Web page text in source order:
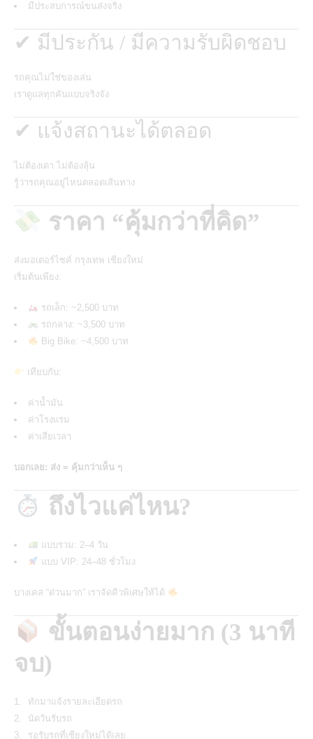
มีประสบการณ์ขนส่งจริง
✔ มีประกัน / มีความรับผิดชอบ
รถคุณไม่ใช่ของเล่น
เราดูแลทุกคันแบบจริงจัง
✔ แจ้งสถานะได้ตลอด
ไม่ต้องเดา ไม่ต้องลุ้น
รู้ว่ารถคุณอยู่ไหนตลอดเส้นทาง
ราคา “คุ้มกว่าที่คิด”
ส่งมอเตอร์ไซค์ กรุงเทพ เชียงใหม่
เริ่มต้นเพียง:
รถเล็ก: ~2,500 บาท
รถกลาง: ~3,500 บาท
Big Bike: ~4,500 บาท
เทียบกับ:
ค่าน้ำมัน
ค่าโรงแรม
ค่าเสียเวลา
บอกเลย: ส่ง = คุ้มกว่าเห็น ๆ
ถึงไวแค่ไหน?
แบบรวม: 2–4 วัน
แบบ VIP: 24–48 ชั่วโมง
บางเคส “ด่วนมาก” เราจัดคิวพิเศษให้ได้
ขั้นตอนง่ายมาก (3 นาที
จบ)
ทักมาแจ้งรายละเอียดรถ
นัดวันรับรถ
รอรับรถที่เชียงใหม่ได้เลย